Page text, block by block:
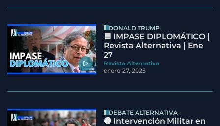
DONALD TRUMP
🟦 IMPASE DIPLOMÁTICO |
Revista Alternativa | Ene
27
Revista Alternativa
enero 27, 2025
DEBATE ALTERNATIVA
🔵 Intervención Militar en